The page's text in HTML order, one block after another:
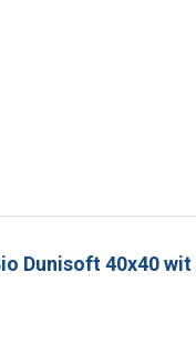
Dunisoft 40x40 wit